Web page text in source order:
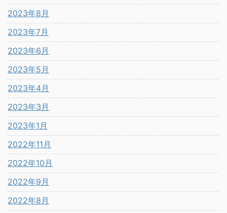
2023年8月
2023年7月
2023年6月
2023年5月
2023年4月
2023年3月
2023年1月
2022年11月
2022年10月
2022年9月
2022年8月